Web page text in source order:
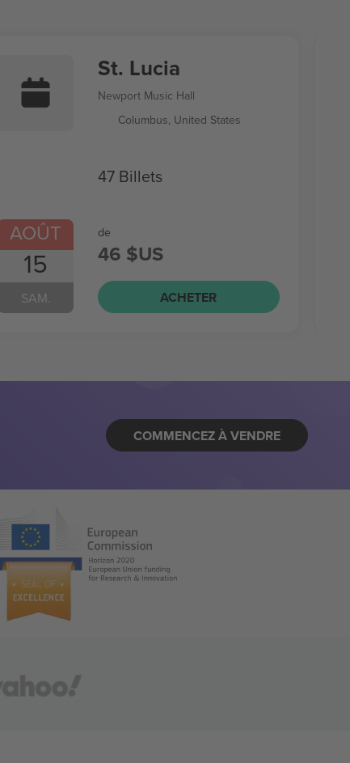
AOÛT
15
SAM.
St. Lucia
Newport Music Hall
Columbus, United States
47 Billets
de
46 $US
ACHETER
COMMENCEZ À VENDRE